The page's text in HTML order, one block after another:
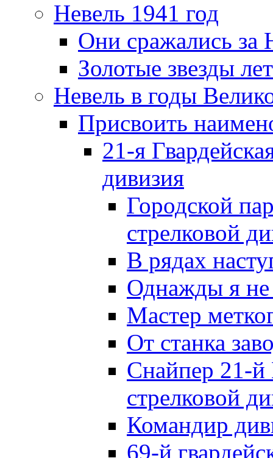
Невель 1941 год
Они сражались за
Золотые звезды
Невель в годы
Присвоить
21-я
дивизия
Городской
стрелковой
В рядах
Однажды я
Мастер
От станка
Снайпер 21-й
стрелковой
Командир
69-й